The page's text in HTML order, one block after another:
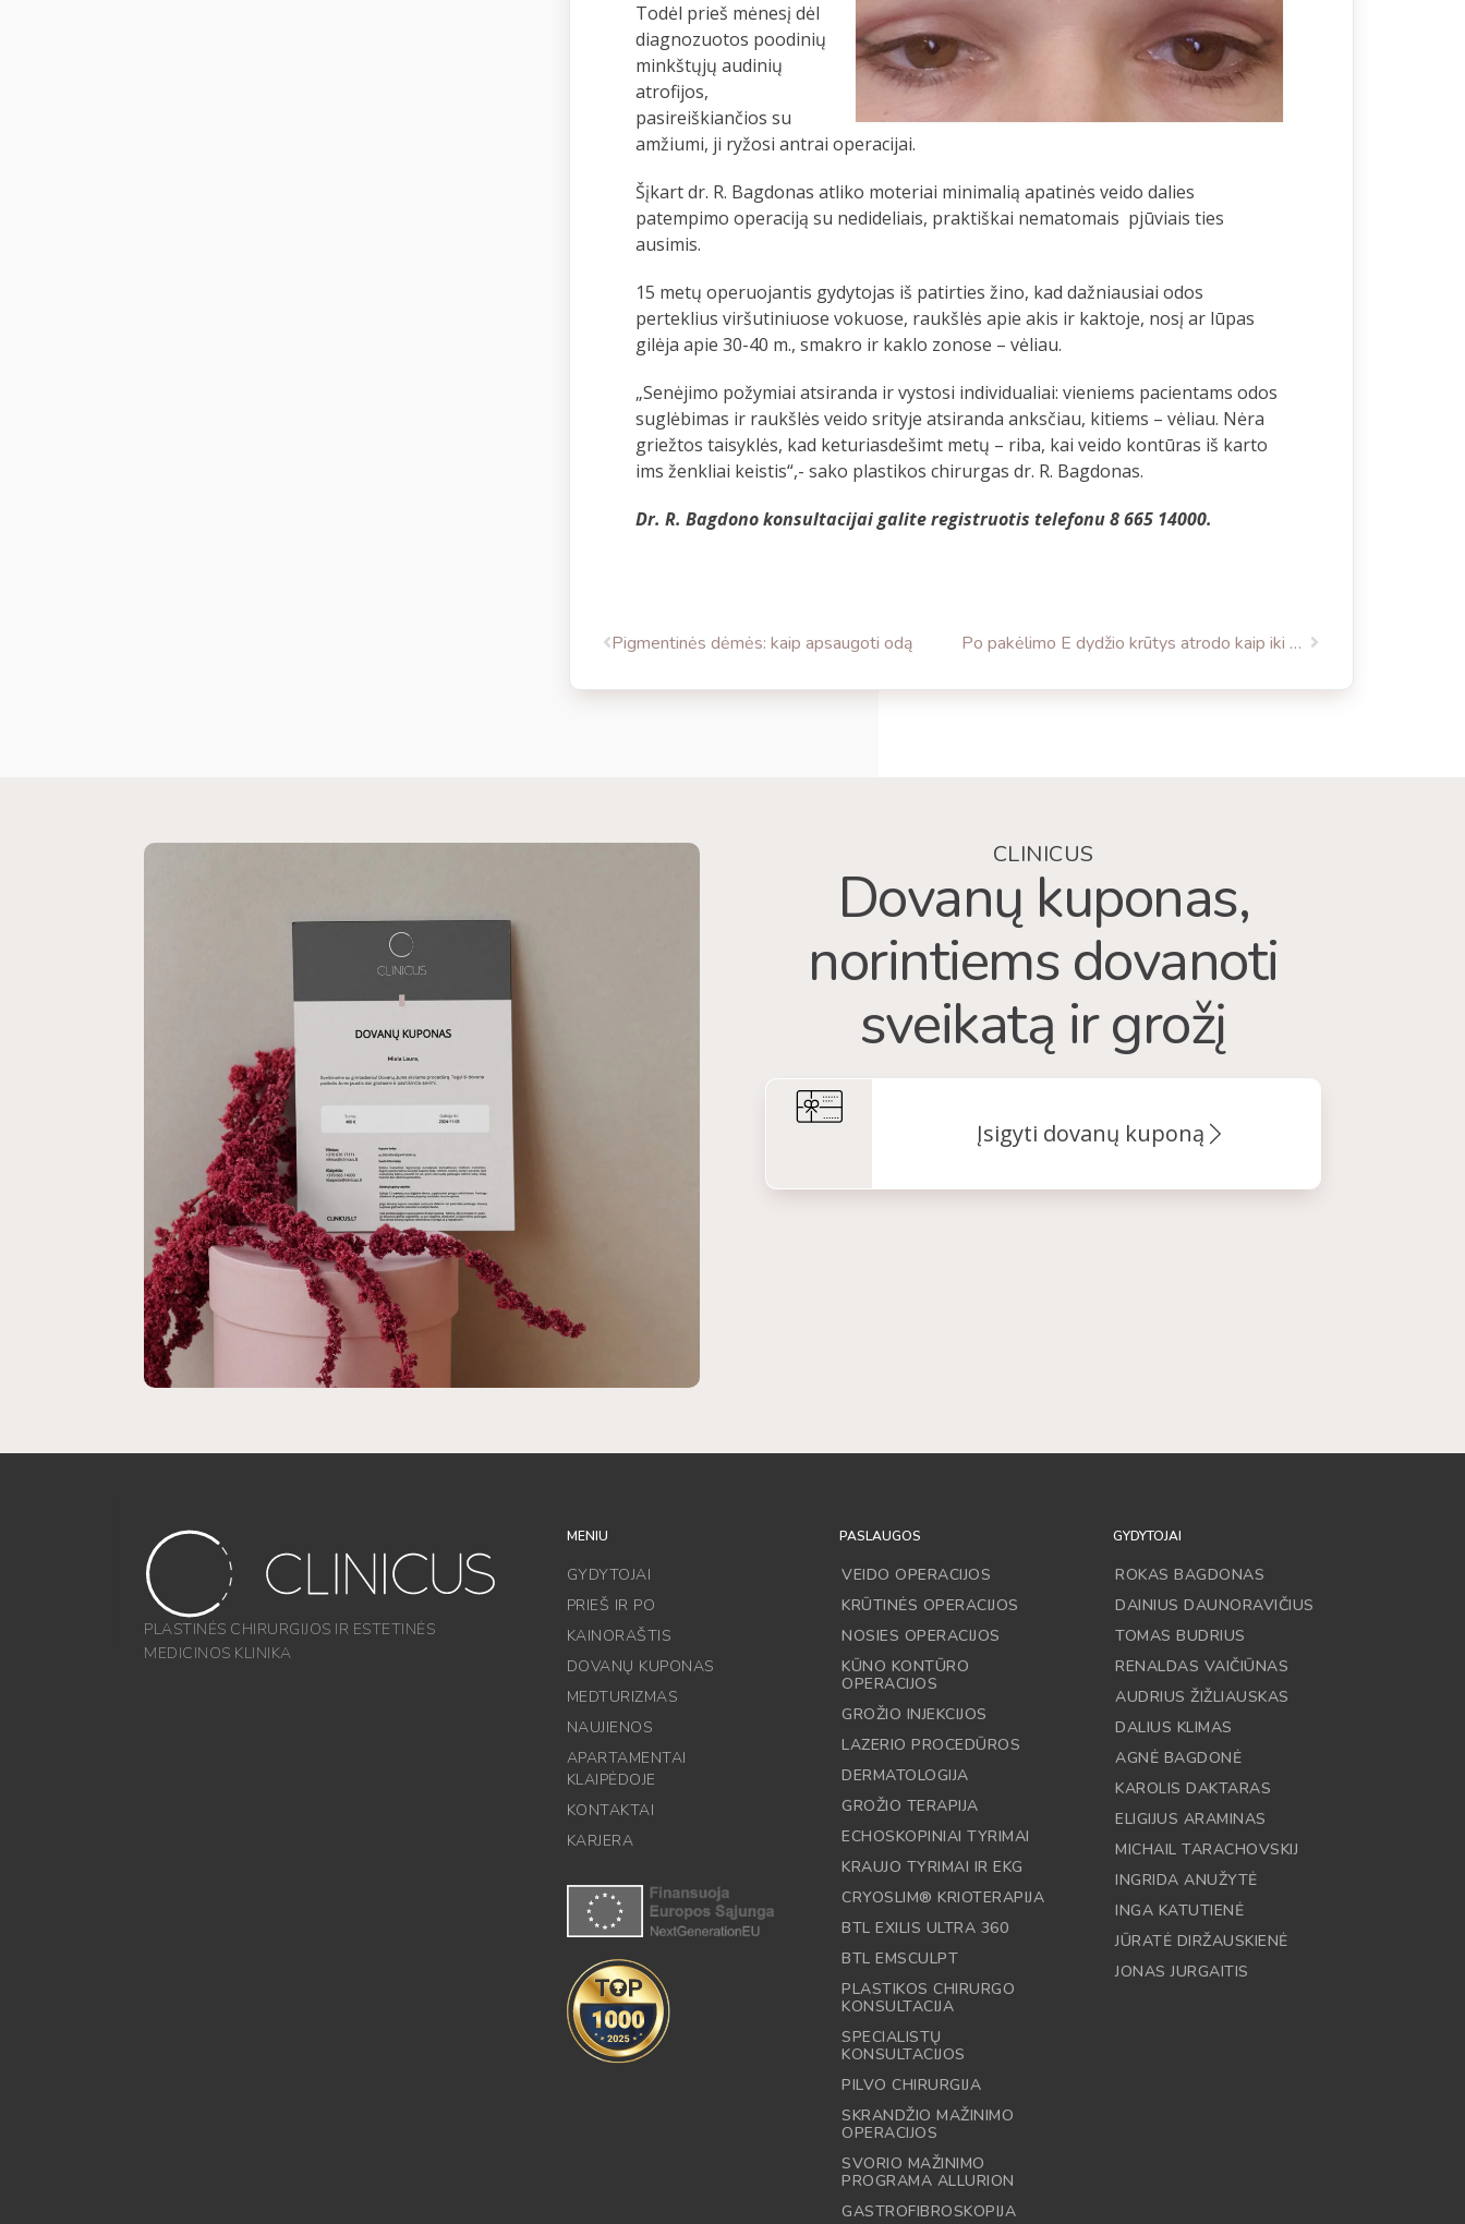
Todėl prieš mėnesį dėl
diagnozuotos poodinių
minkštųjų audinių
atrofijos,
pasireiškiančios su
amžiumi, ji ryžosi antrai operacijai.
Šįkart dr. R. Bagdonas atliko moteriai minimalią apatinės veido dalies
patempimo operaciją su nedideliais, praktiškai nematomais pjūviais ties
ausimis.
15 metų operuojantis gydytojas iš patirties žino, kad dažniausiai odos
perteklius viršutiniuose vokuose, raukšlės apie akis ir kaktoje, nosį ar lūpas
gilėja apie 30-40 m., smakro ir kaklo zonose – vėliau.
„Senėjimo požymiai atsiranda ir vystosi individualiai: vieniems pacientams odos
suglėbimas ir raukšlės veido srityje atsiranda anksčiau, kitiems – vėliau. Nėra
griežtos taisyklės, kad keturiasdešimt metų – riba, kai veido kontūras iš karto
ims ženkliai keistis“,- sako plastikos chirurgas dr. R. Bagdonas.
Dr. R. Bagdono konsultacijai galite registruotis telefonu 8 665 14000.
Pigmentinės dėmės: kaip apsaugoti odą Po pakėlimo E dydžio krūtys atrodo kaip iki 2 nėštumų
CLINICUS
Dovanų kuponas,
norintiems dovanoti
sveikatą ir grožį
Įsigyti dovanų kuponą
PLASTINĖS CHIRURGIJOS IR ESTETINĖS
MEDICINOS KLINIKA
MENIU
GYDYTOJAI
PRIEŠ IR PO
KAINORAŠTIS
DOVANŲ KUPONAS
MEDTURIZMAS
NAUJIENOS
APARTAMENTAI
KLAIPĖDOJE
KONTAKTAI
KARJERA
PASLAUGOS
VEIDO OPERACIJOS
KRŪTINĖS OPERACIJOS
NOSIES OPERACIJOS
KŪNO KONTŪRO
OPERACIJOS
GROŽIO INJEKCIJOS
LAZERIO PROCEDŪROS
DERMATOLOGIJA
GROŽIO TERAPIJA
ECHOSKOPINIAI TYRIMAI
KRAUJO TYRIMAI IR EKG
CRYOSLIM® KRIOTERAPIJA
BTL EXILIS ULTRA 360
BTL EMSCULPT
PLASTIKOS CHIRURGO
KONSULTACIJA
SPECIALISTŲ
KONSULTACIJOS
PILVO CHIRURGIJA
SKRANDŽIO MAŽINIMO
OPERACIJOS
SVORIO MAŽINIMO
PROGRAMA ALLURION
GASTROFIBROSKOPIJA
GYDYTOJAI
ROKAS BAGDONAS
DAINIUS DAUNORAVIČIUS
TOMAS BUDRIUS
RENALDAS VAIČIŪNAS
AUDRIUS ŽIŽLIAUSKAS
DALIUS KLIMAS
AGNĖ BAGDONĖ
KAROLIS DAKTARAS
ELIGIJUS ARAMINAS
MICHAIL TARACHOVSKIJ
INGRIDA ANUŽYTĖ
INGA KATUTIENĖ
JŪRATĖ DIRŽAUSKIENĖ
JONAS JURGAITIS